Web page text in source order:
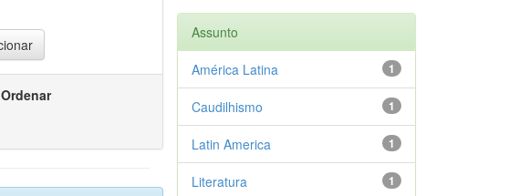
Ordenar
Assunto
1
América Latina
1
Caudilhismo
1
Latin America
1
Literatura